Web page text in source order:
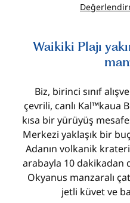
Waikiki Plajı
Biz, birinci sınıf
çevrili, canlı Kal™kaua
kısa bir yürüyüş
Merkezi yaklaşık bir
Adanın volkanik
arabayla 10 dakikadan
Okyanus manzaralı
jetli küvet ve